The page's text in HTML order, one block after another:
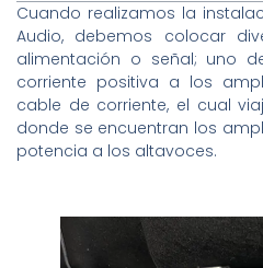
Cuando realizamos la
Audio, debemos colocar
alimentación o señal; uno
corriente positiva a los
cable de corriente, el cual
donde se encuentran los
potencia a los altavoces.